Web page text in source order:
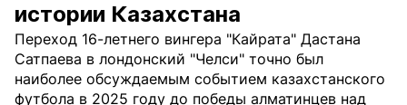
истории Казахстана
Переход 16-летнего вингера "Кайрата" Дастана
Сатпаева в лондонский "Челси" точно был
наиболее обсуждаемым событием казахстанского
футбола в 2025 году до победы алматинцев над